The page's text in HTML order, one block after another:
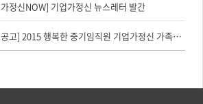
정신NOW] 기업가정신 뉴스레터 발간
[모집공고] 2015 행복한 중기임직원 기업가정신 가족캠프(대전)